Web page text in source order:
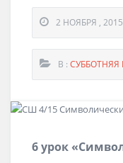
2 НОЯБРЯ , 2015
В :
6 урок